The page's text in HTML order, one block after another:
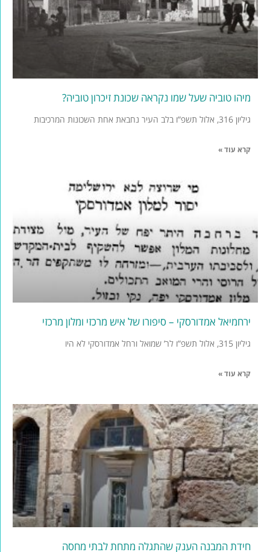
מיהו טוביה שעל שמו נקראה שכונת זיכרון טוביה?
גיליון 316, אלול תשפ”ו בלב העיר נחבאת אחת השכונות המרכיבות
קרא עוד »
ירחמיאל אמדורסקי – סיפורו של איש מרכזי ומלון מרכזי
גיליון 315, אלול תשפ”ו לר’ שמואל ורחל אמדורסקי לא היו
קרא עוד »
חידת המבנה הענק שהתגלה מתחת לבתי מחסה